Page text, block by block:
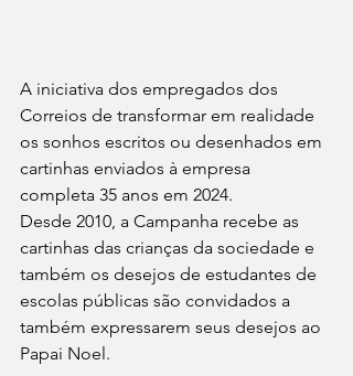
A iniciativa dos empregados dos
Correios de transformar em realidade
os sonhos escritos ou desenhados em
cartinhas enviados à empresa
completa 35 anos em 2024.
Desde 2010, a Campanha recebe as
cartinhas das crianças da sociedade e
também os desejos de estudantes de
escolas públicas são convidados a
também expressarem seus desejos ao
Papai Noel.